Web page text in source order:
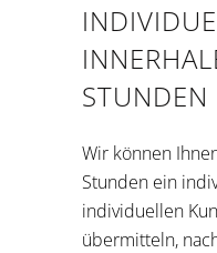
STUNDEN
Wir können
Stunden ein
individuellen
übermitteln,